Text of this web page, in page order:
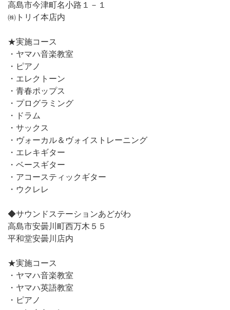
高島市今津町名小路１－１
㈱トリイ本店内
★実施コース
・ヤマハ音楽教室
・ピアノ
・エレクトーン
・青春ポップス
・プログラミング
・ドラム
・サックス
・ヴォーカル＆ヴォイストレーニング
・エレキギター
・ベースギター
・アコースティックギター
・ウクレレ
◆サウンドステーションあどがわ
高島市安曇川町西万木５５
平和堂安曇川店内
★実施コース
・ヤマハ音楽教室
・ヤマハ英語教室
・ピアノ